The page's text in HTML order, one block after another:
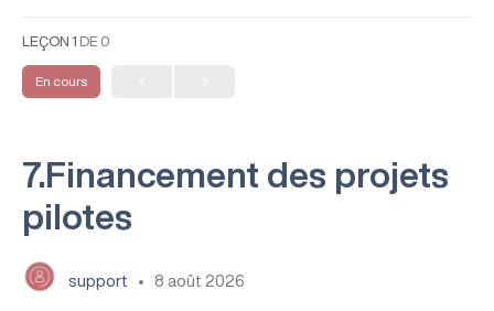
LEÇON 1 DE 0
En cours
7.Financement des projets
pilotes
support 8 août 2026